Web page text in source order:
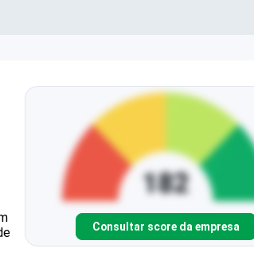
Consultar score da empresa